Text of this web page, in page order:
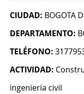
CIUDAD: BOGOTA
DEPARTAMENTO:
TELÉFONO:
ACTIVIDAD:
ingenieria civil